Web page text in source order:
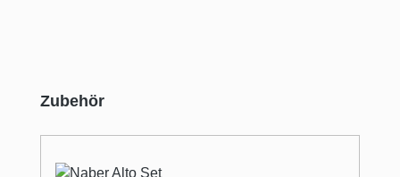
Produktgalerie überspringen
Zubehör